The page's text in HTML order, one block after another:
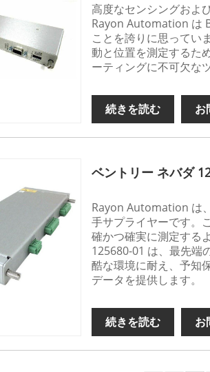
高度なセンシングおよ
Rayon Automation は
ことを誇りに思ってい
動と位置を測定するた
ーティングに不可欠な
続きを読む お
ベントリー ネバダ
Rayon Automation は
手サプライヤーです。
確かつ確実に測定する
125680-01 は、最先端
酷な環境に耐え、予知
データを提供します。
続きを読む お